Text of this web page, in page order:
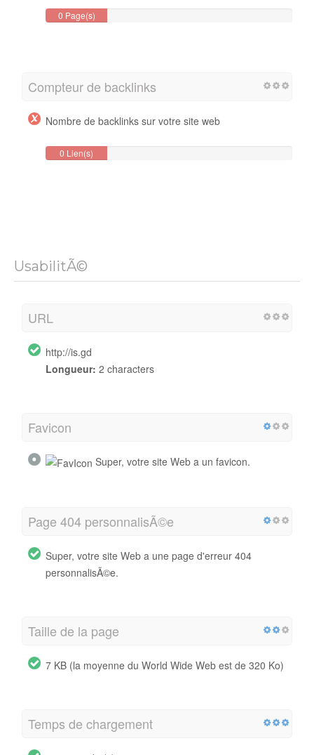
0 Page(s)
Compteur de backlinks
Nombre de backlinks sur votre site web
0 Lien(s)
UsabilitÃ©
URL
http://is.gd
Longueur: 2 characters
Favicon
Super, votre site Web a un favicon.
Page 404 personnalisÃ©e
Super, votre site Web a une page d'erreur 404
personnalisÃ©e.
Taille de la page
7 KB (la moyenne du World Wide Web est de 320 Ko)
Temps de chargement